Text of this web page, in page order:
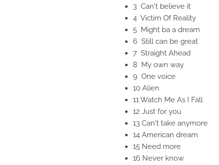
3 Can't believe it
4 Victim Of Reality
5 Might ba a dream
6 Still can be great
7 Straight Ahead
8 My own way
9 One voice
10 Alien
11 Watch Me As I Fall
12 Just for you
13 Can't take anymore
14 American dream
15 Need more
16 Never know